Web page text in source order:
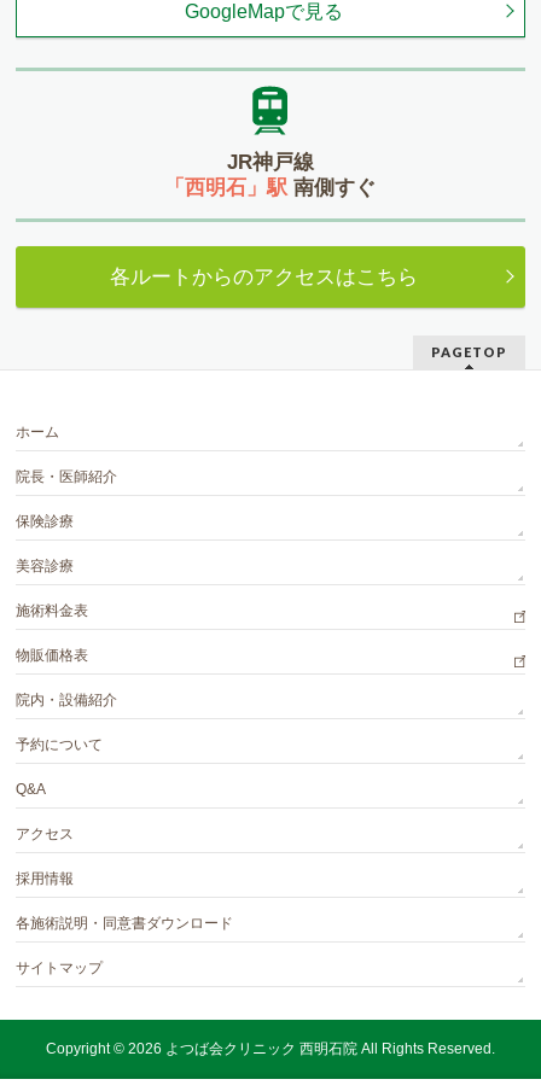
GoogleMapで見る
JR神戸線
「西明石」駅 南側すぐ
各ルートからのアクセスはこちら
PAGETOP
ホーム
院長・医師紹介
保険診療
美容診療
施術料金表
物販価格表
院内・設備紹介
予約について
Q&A
アクセス
採用情報
各施術説明・同意書ダウンロード
サイトマップ
Copyright © 2026 よつば会クリニック 西明石院All Rights Reserved.